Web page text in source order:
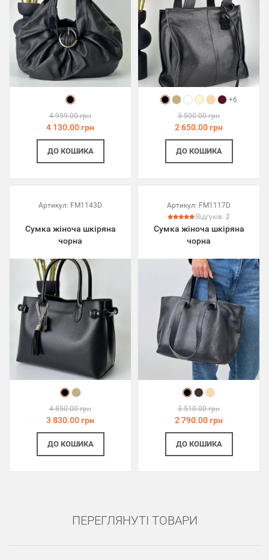
4 999.00 грн
4 130.00 грн
ДО КОШИКА
+6
3 500.00 грн
2 650.00 грн
ДО КОШИКА
Артикул: FM1143D
Сумка жіноча шкіряна
чорна
4 850.00 грн
3 830.00 грн
ДО КОШИКА
Артикул: FM1117D
Відгуків: 2
Сумка жіноча шкіряна
чорна
3 510.00 грн
2 790.00 грн
ДО КОШИКА
ПЕРЕГЛЯНУТІ ТОВАРИ